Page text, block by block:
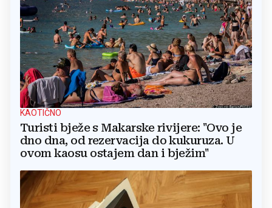
KAOTIČNO
Turisti bježe s Makarske rivijere: "Ovo je
dno dna, od rezervacija do kukuruza. U
ovom kaosu ostajem dan i bježim"